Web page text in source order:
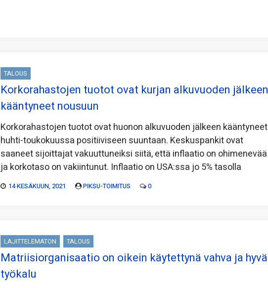
TALOUS
Korkorahastojen tuotot ovat kurjan alkuvuoden jälkeen
kääntyneet nousuun
Korkorahastojen tuotot ovat huonon alkuvuoden jälkeen kääntyneet
huhti-toukokuussa positiiviseen suuntaan. Keskuspankit ovat
saaneet sijoittajat vakuuttuneiksi siitä, että inflaatio on ohimenevää
ja korkotaso on vakiintunut. Inflaatio on USA:ssa jo 5% tasolla
14 KESÄKUUN, 2021 PIKSU-TOIMITUS 0
LAJITTELEMATON TALOUS
Matriisiorganisaatio on oikein käytettynä vahva ja hyvä
työkalu